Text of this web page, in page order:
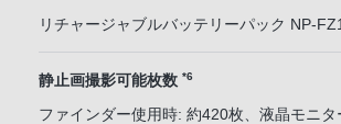
リチャージャブルバッテリーパック NP-
静止画撮影可能枚数 *6
ファインダー使用時: 約420枚、液晶モニ